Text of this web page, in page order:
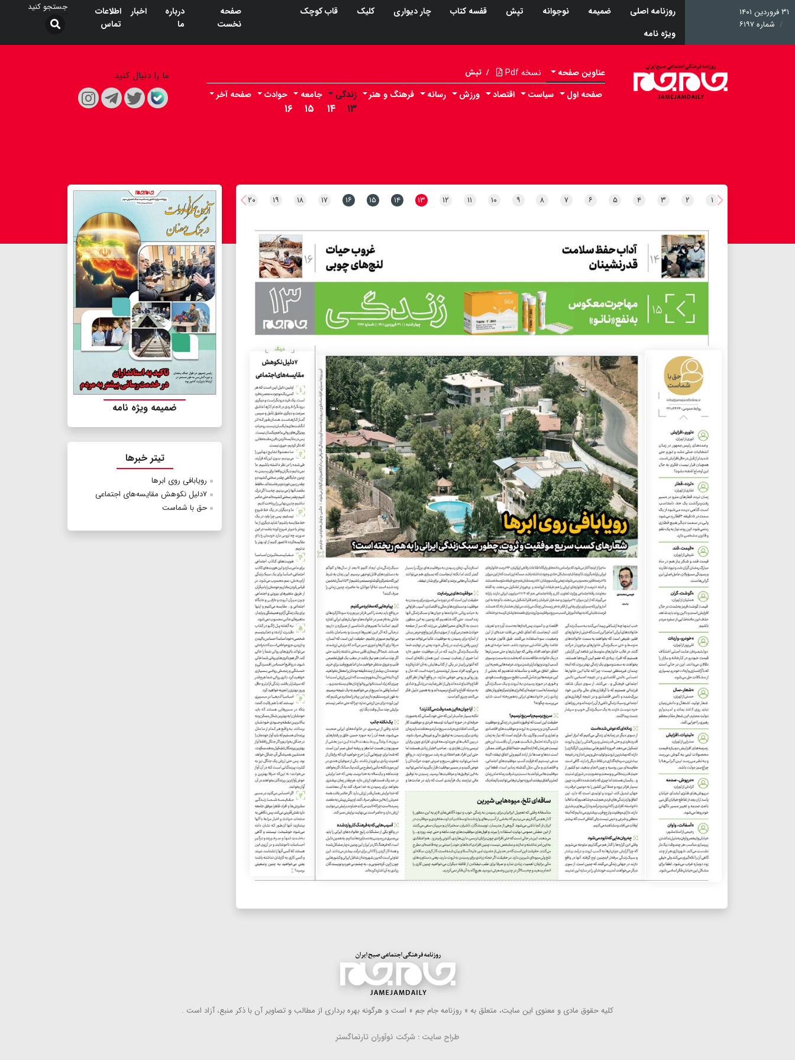
۳۱ فروردین ۱۴۰۱
شماره ۶۱۹۷
روزنامه اصلی ضمیمه نوجوانه تپش قفسه کتاب چار دیواری کلیک
قاب کوچک
ویژه نامه
صفحه
نخست
درباره
ما
اخبار
اطلاعات
تماس
عناوین صفحه نسخه Pdf / تپش
صفحه اول سیاست اقتصاد ورزش رسانه فرهنگ و هنر زندگی
۱۳ ۱۴ ۱۵ ۱۶
جامعه حوادث صفحه آخر
ما را دنبال کنید
۱ ۲ ۳ ۴ ۵ ۶ ۷ ۸ ۹ ۱۰ ۱۱ ۱۲ ۱۳ ۱۴ ۱۵ ۱۶ ۱۷ ۱۸ ۱۹ ۲۰
ضمیمه ویژه نامه
تیتر خبرها
رویابافی روی ابرها
۷دلیل‭ ‬نکوهش‭ ‬مقایسه‌های‭ ‬اجتماعی
حق با شماست
كلیه حقوق مادی و معنوی این سایت، متعلق به « روزنامه جام جم » است و هرگونه بهره ‌برداری از مطالب و تصاویر آن با ذكر منبع، آزاد است .
طراح سایت : شرکت نوآوران تارنماگستر